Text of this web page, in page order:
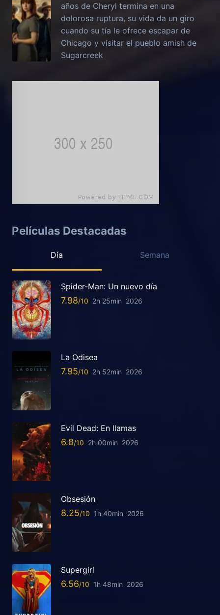
años de Cheryl termina en una
dolorosa ruptura, su vida da un giro
cuando su tía le ofrece escapar de
Chicago y visitar el pueblo amish de
Sugarcreek
Películas Destacadas
Día Semana
Spider-Man: Un nuevo día
7.98 2h 25min 2026
La Odisea
7.95 2h 52min 2026
Evil Dead: En llamas
6.8 2h 00min 2026
Obsesión
8.25 1h 40min 2026
Supergirl
6.56 1h 48min 2026